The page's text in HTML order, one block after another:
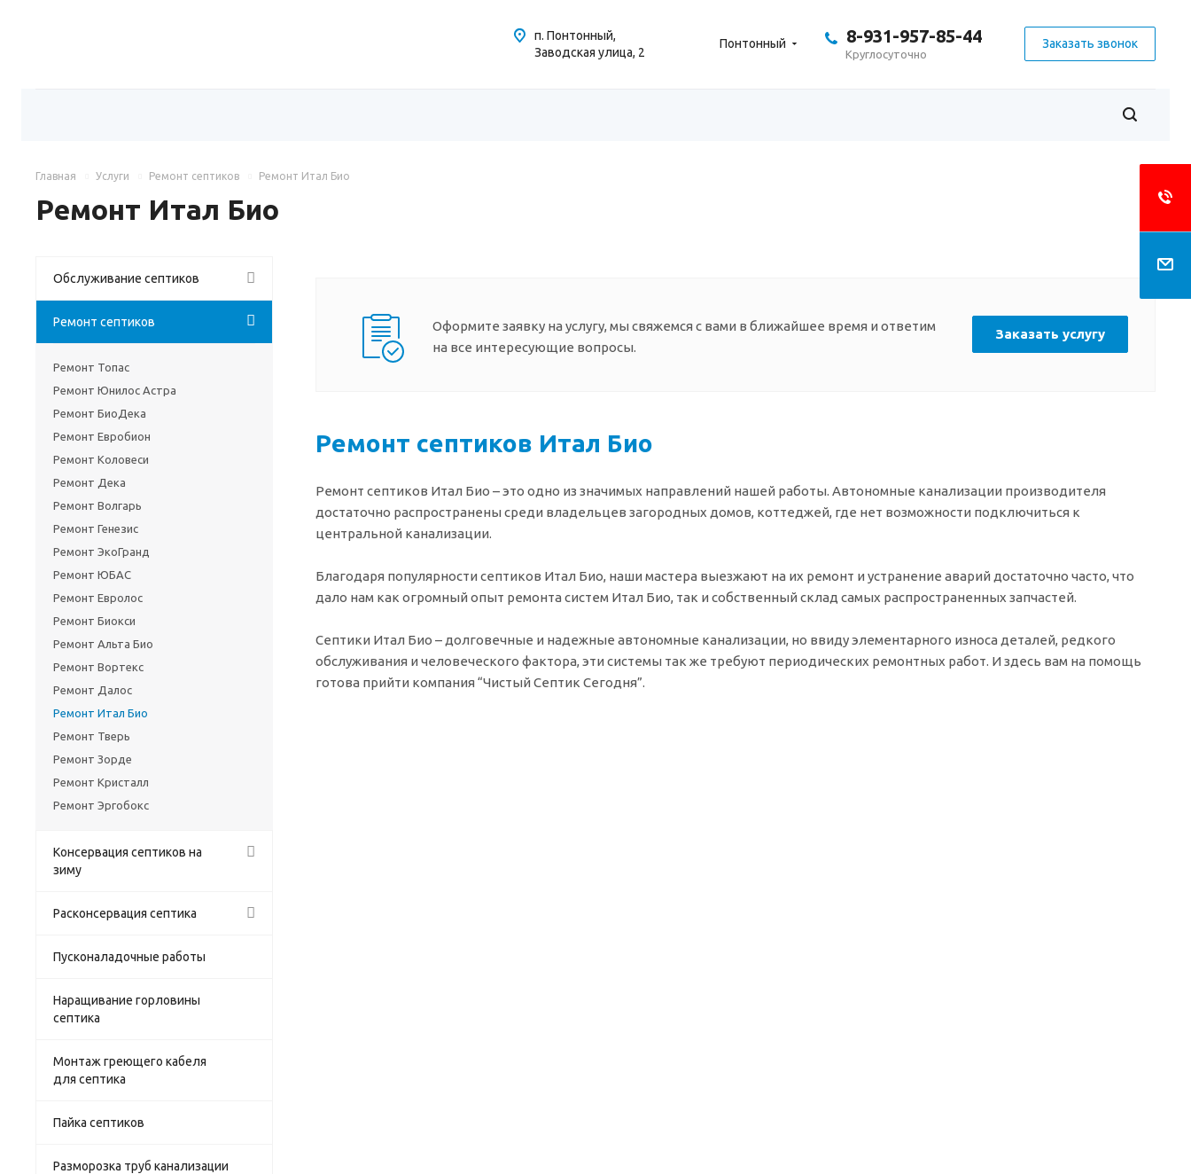
Понтонный 8-931-957-85-44
Круглосуточно
Заказать звонок
п. Понтонный,
Заводская улица, 2
Главная Услуги Ремонт септиков Ремонт Итал Био
Ремонт Итал Био
Оформите заявку на услугу, мы свяжемся с вами в ближайшее время и ответим
на все интересующие вопросы.
Заказать услугу
Ремонт септиков Итал Био
Ремонт септиков Итал Био – это одно из значимых направлений нашей работы. Автономные канализации производителя
достаточно распространены среди владельцев загородных домов, коттеджей, где нет возможности подключиться к
центральной канализации.
Благодаря популярности септиков Итал Био, наши мастера выезжают на их ремонт и устранение аварий достаточно часто, что
дало нам как огромный опыт ремонта систем Итал Био, так и собственный склад самых распространенных запчастей.
Септики Итал Био – долговечные и надежные автономные канализации, но ввиду элементарного износа деталей, редкого
обслуживания и человеческого фактора, эти системы так же требуют периодических ремонтных работ. И здесь вам на помощь
готова прийти компания “Чистый Септик Сегодня”.
Обслуживание септиков
Ремонт септиков
Ремонт Топас
Ремонт Юнилос Астра
Ремонт БиоДека
Ремонт Евробион
Ремонт Коловеси
Ремонт Дека
Ремонт Волгарь
Ремонт Генезис
Ремонт ЭкоГранд
Ремонт ЮБАС
Ремонт Евролос
Ремонт Биокси
Ремонт Альта Био
Ремонт Вортекс
Ремонт Далос
Ремонт Итал Био
Ремонт Тверь
Ремонт Зорде
Ремонт Кристалл
Ремонт Эргобокс
Консервация септиков на
зиму
Расконсервация септика
Пусконаладочные работы
Наращивание горловины
септика
Монтаж греющего кабеля
для септика
Пайка септиков
Разморозка труб канализации